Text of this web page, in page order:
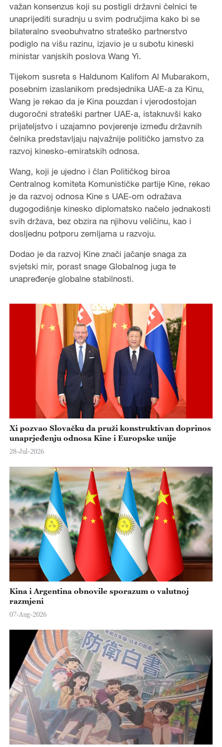
važan konsenzus koji su postigli državni čelnici te
unaprijediti suradnju u svim područjima kako bi se
bilateralno sveobuhvatno strateško partnerstvo
podiglo na višu razinu, izjavio je u subotu kineski
ministar vanjskih poslova Wang Yi.
Tijekom susreta s Haldunom Kalifom Al Mubarakom,
posebnim izaslanikom predsjednika UAE-a za Kinu,
Wang je rekao da je Kina pouzdan i vjerodostojan
dugoročni strateški partner UAE-a, istaknuvši kako
prijateljstvo i uzajamno povjerenje između državnih
čelnika predstavljaju najvažnije političko jamstvo za
razvoj kinesko-emiratskih odnosa.
Wang, koji je ujedno i član Političkog biroa
Centralnog komiteta Komunističke partije Kine, rekao
je da razvoj odnosa Kine s UAE-om odražava
dugogodišnje kinesko diplomatsko načelo jednakosti
svih država, bez obzira na njihovu veličinu, kao i
dosljednu potporu zemljama u razvoju.
Dodao je da razvoj Kine znači jačanje snaga za
svjetski mir, porast snage Globalnog juga te
unapređenje globalne stabilnosti.
Xi pozvao Slovačku da pruži konstruktivan doprinos
unaprjeđenju odnosa Kine i Europske unije
28-Jul-2026
Kina i Argentina obnovile sporazum o valutnoj
razmjeni
07-Aug-2026